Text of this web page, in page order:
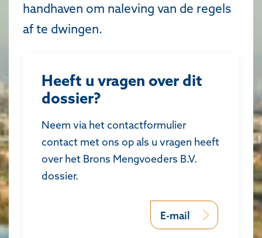
handhaven om naleving van de regels
af te dwingen.
Heeft u vragen over dit
dossier?
Neem via het contactformulier
contact met ons op als u vragen heeft
over het Brons Mengvoeders B.V.
dossier.
E-mail